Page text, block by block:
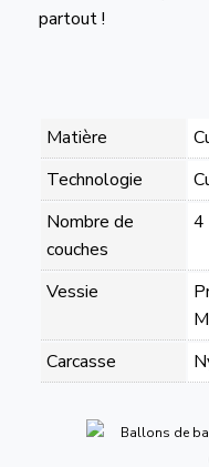
partout !
Matière
Technologie
Nombre de
couches
4
Vessie
Carcasse